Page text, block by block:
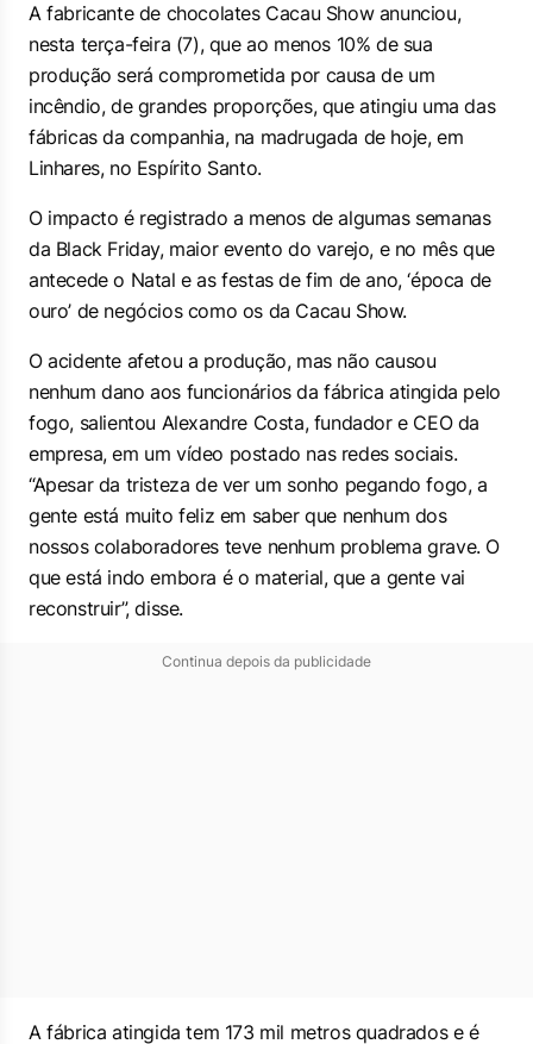
A fabricante de chocolates Cacau Show anunciou,
nesta terça-feira (7), que ao menos 10% de sua
produção será comprometida por causa de um
incêndio, de grandes proporções, que atingiu uma das
fábricas da companhia, na madrugada de hoje, em
Linhares, no Espírito Santo.
O impacto é registrado a menos de algumas semanas
da Black Friday, maior evento do varejo, e no mês que
antecede o Natal e as festas de fim de ano, ‘época de
ouro’ de negócios como os da Cacau Show.
O acidente afetou a produção, mas não causou
nenhum dano aos funcionários da fábrica atingida pelo
fogo, salientou Alexandre Costa, fundador e CEO da
empresa, em um vídeo postado nas redes sociais.
“Apesar da tristeza de ver um sonho pegando fogo, a
gente está muito feliz em saber que nenhum dos
nossos colaboradores teve nenhum problema grave. O
que está indo embora é o material, que a gente vai
reconstruir”, disse.
Continua depois da publicidade
A fábrica atingida tem 173 mil metros quadrados e é